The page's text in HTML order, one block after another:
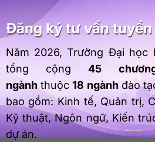
Năm 2026, Trường Đại học
tổng cộng45
ngànhthuộc18 ngànhđào
bao gồm: Kinh tế, Quản trị,
Kỹ thuật, Ngôn ngữ, Kiến
dự án.